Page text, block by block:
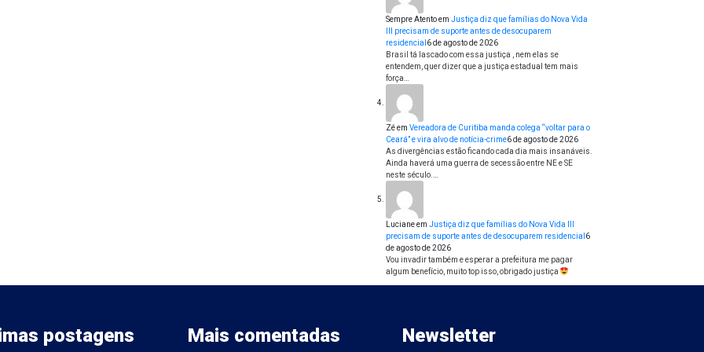
Sempre Atentoem Justiça diz que famílias do Nova Vida
III precisam de suporte antes de desocuparem
residencial 6 de agosto de 2026
Brasil tá lascado com essa justiça , nem elas se
entendem, quer dizer que a justiça estadual tem mais
força…
Zéem Vereadora de Curitiba manda colega “voltar para o
Ceará” e vira alvo de notícia-crime6 de agosto de 2026
As divergências estão ficando cada dia mais insanáveis.
Ainda haverá uma guerra de secessão entre NE e SE
neste século.…
Lucianeem Justiça diz que famílias do Nova Vida III
precisam de suporte antes de desocuparem residencial 6
de agosto de 2026
Vou invadir também e esperar a prefeitura me pagar
algum benefício, muito top isso, obrigado justiça
postagens Mais comentadas Newsletter